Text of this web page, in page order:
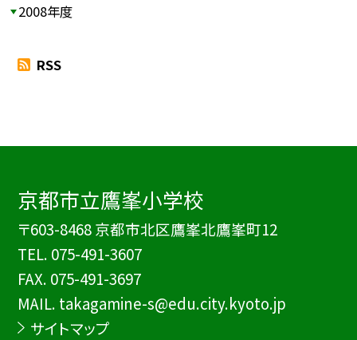
2008年度
RSS
京都市立鷹峯小学校
〒603-8468 京都市北区鷹峯北鷹峯町12
TEL. 075-491-3607
FAX. 075-491-3697
MAIL. takagamine-s@edu.city.kyoto.jp
サイトマップ